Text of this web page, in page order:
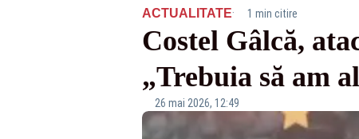
ACTUALITATE· 1 min citire
Costel Gâlcă,
„Trebuia să am
26 mai 2026, 12:49